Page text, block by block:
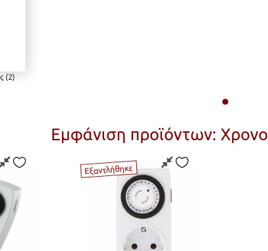
(2)
Εμφάνιση προϊόντων:
Εξαντλήθηκε